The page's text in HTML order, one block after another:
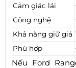
Cảm giác lái
Công nghệ
Khả năng giữ giá
Phù hợp
Nếu Ford